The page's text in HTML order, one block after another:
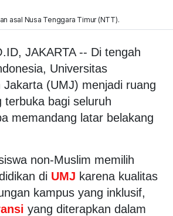
asal Nusa Tenggara Timur (NTT).
JAKARTA -- Di tengah
Universitas
Jakarta (UMJ) menjadi ruang
terbuka bagi seluruh
memandang latar belakang
non-Muslim memilih
di UMJ karena kualitas
kampus yang inklusif,
yang diterapkan dalam